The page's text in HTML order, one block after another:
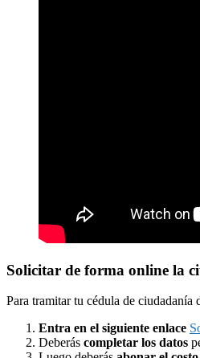
Solicitar de forma online la
Para tramitar tu cédula de ciudadanía
Entra en el siguiente enlace
Deberás completar los datos